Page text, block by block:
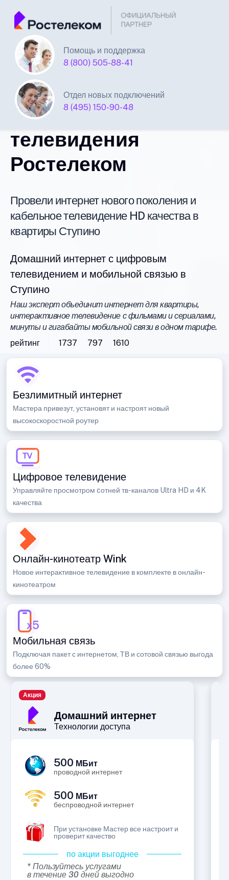
Помощь и поддержка
8 (800) 505-88-41
Отдел новых подключений
8 (495) 150-90-48
Единая Система
Подключений
интернета и
телевидения
Ростелеком
Провели интернет нового поколения и
кабельное телевидение HD качества в
квартиры Ступино
Домашний интернет с цифровым
телевидением и мобильной связью в
Ступино
Наш эксперт объединит интернет для квартиры,
интерактивное телевидение с фильмами и сериалами,
минуты и гигабайты мобильной связи в одном тарифе.
рейтинг
1737 797 1610
Безлимитный интернет
Мастера привезут, установят и настроят новый
высокоскоростной роутер
Цифровое телевидение
Управляйте просмотром cотней тв-каналов Ultra HD и 4K
качества
Онлайн-кинотеатр Wink
Новое интерактивное телевидение в комплекте в онлайн-
кинотеатром
Мобильная связь
Подключая пакет с интернетом, ТВ и сотовой связью выгода
более 60%
Домашний интернет
Технологии доступа
Акция
500 МБит
проводной интернет
500 МБит
беспроводной интернет
При установке Мастер все настроит и
проверит качество
по акции выгоднее
* Пользуйтесь услугами
в течение 30 дней выгодно